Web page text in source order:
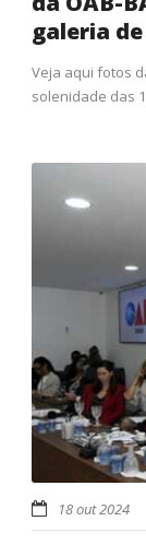
galeria
Veja aqui fotos
solenidade das
18 out 2024